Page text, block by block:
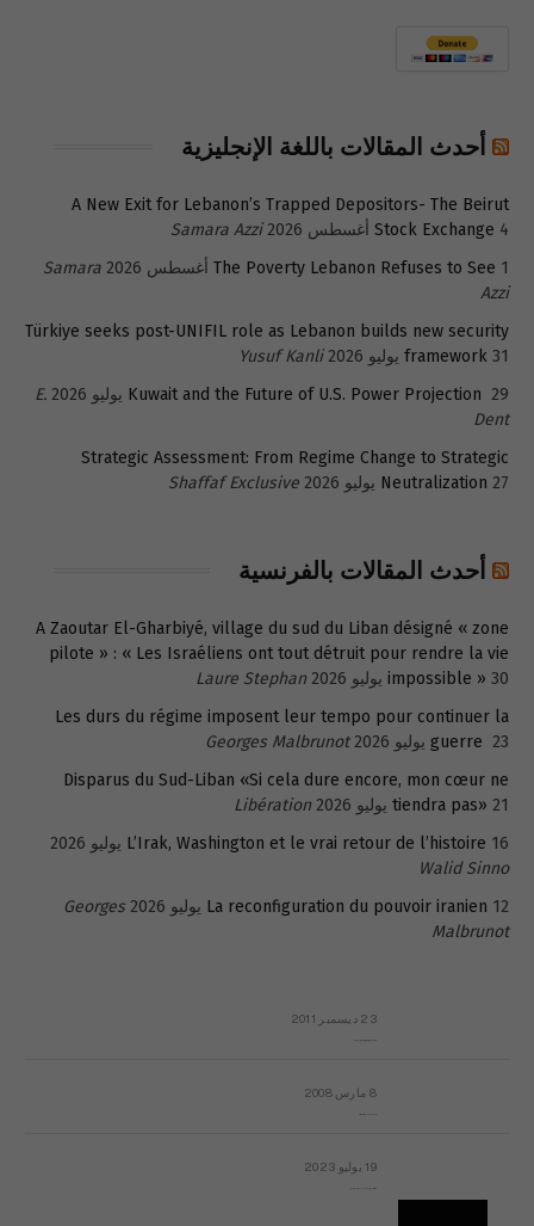
أحدث المقالات باللغة الإنجليزية
A New Exit for Lebanon’s Trapped Depositors- The Beirut
Stock Exchange 4 أغسطس 2026
Samara Azzi
The Poverty Lebanon Refuses to See 1 أغسطس 2026
Samara
Azzi
Türkiye seeks post-UNIFIL role as Lebanon builds new security
framework 31 يوليو 2026
Yusuf Kanli
Kuwait and the Future of U.S. Power Projection 29 يوليو 2026
E.
Dent
Strategic Assessment: From Regime Change to Strategic
Neutralization 27 يوليو 2026 Shaffaf Exclusive
أحدث المقالات بالفرنسية
A Zaoutar El-Gharbiyé, village du sud du Liban désigné « zone
pilote » : « Les Israéliens ont tout détruit pour rendre la vie
impossible » 30 يوليو 2026
Laure Stephan
Les durs du régime imposent leur tempo pour continuer la
guerre 23 يوليو 2026
Georges Malbrunot
Disparus du Sud-Liban «Si cela dure encore, mon cœur ne
tiendra pas» 21 يوليو 2026
Libération
L’Irak, Washington et le vrai retour de l’histoire 16 يوليو 2026
Walid Sinno
La reconfiguration du pouvoir iranien 12 يوليو 2026
Georges
Malbrunot
23 ديسمبر 2011
8 مارس 2008
19 يوليو 2023